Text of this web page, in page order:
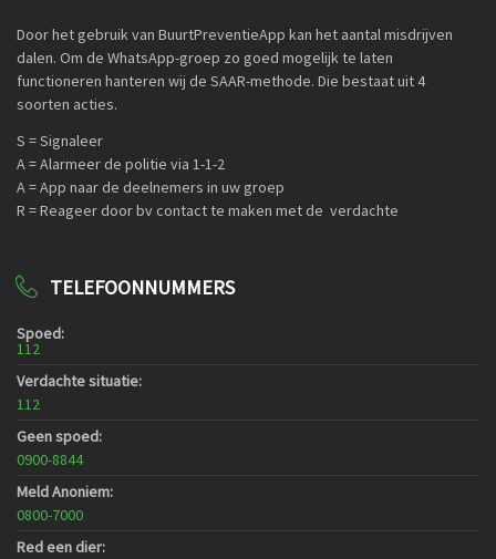
Door het gebruik van BuurtPreventieApp kan het aantal misdrijven
dalen. Om de WhatsApp-groep zo goed mogelijk te laten
functioneren hanteren wij de SAAR-methode. Die bestaat uit 4
soorten acties.
S = Signaleer
A = Alarmeer de politie via 1-1-2
A = App naar de deelnemers in uw groep
R = Reageer door bv contact te maken met de verdachte
TELEFOONNUMMERS
Spoed:
112
Verdachte situatie:
112
Geen spoed:
0900-8844
Meld Anoniem:
0800-7000
Red een dier: